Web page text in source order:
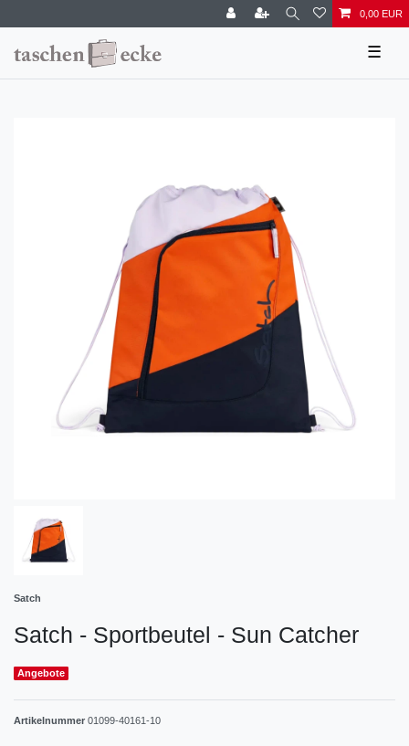
0,00 EUR
☰
Satch
Satch - Sportbeutel - Sun Catcher
Angebote
Artikelnummer 01099-40161-10